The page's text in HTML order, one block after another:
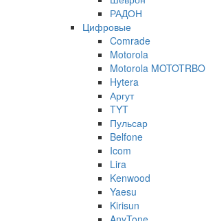
РАДОН
Цифровые
Comrade
Motorola
Motorola MOTOTRBO
Hytera
Аргут
TYT
Пульсар
Belfone
Icom
Lira
Kenwood
Yaesu
Kirisun